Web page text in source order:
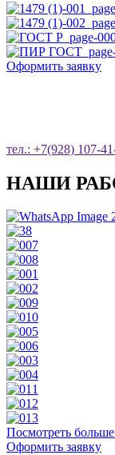
Оформить заявку
тел.: +7(928) 107-
НАШИ
Посмотреть
Оформить заявку